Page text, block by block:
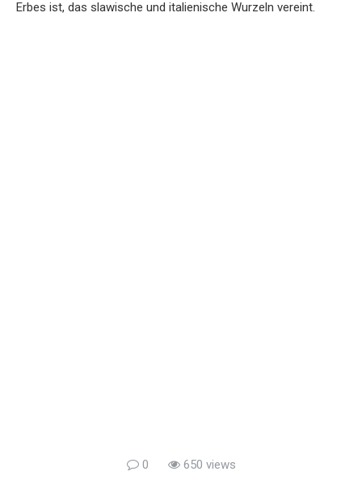
Erbes ist, das slawische und italienische Wurzeln vereint.
0 650 views